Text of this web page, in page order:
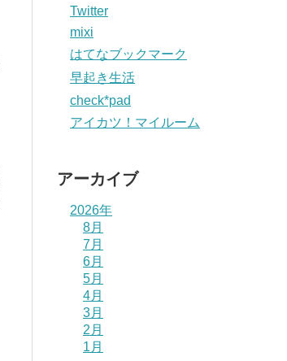
Twitter
mixi
はてなブックマーク
早起き生活
check*pad
アイカツ！マイルーム
アーカイブ
2026年
8月
7月
6月
5月
4月
3月
2月
1月